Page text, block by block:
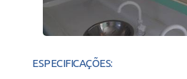
ESPECIFICAÇÕES: